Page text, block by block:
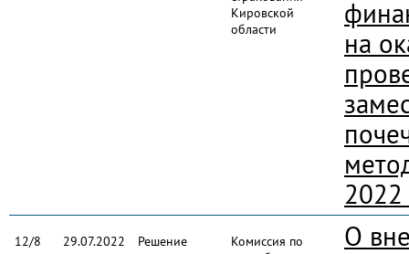
Кировской
области
на
2022
12/8 29.07.2022 Решение
Комиссия по
О